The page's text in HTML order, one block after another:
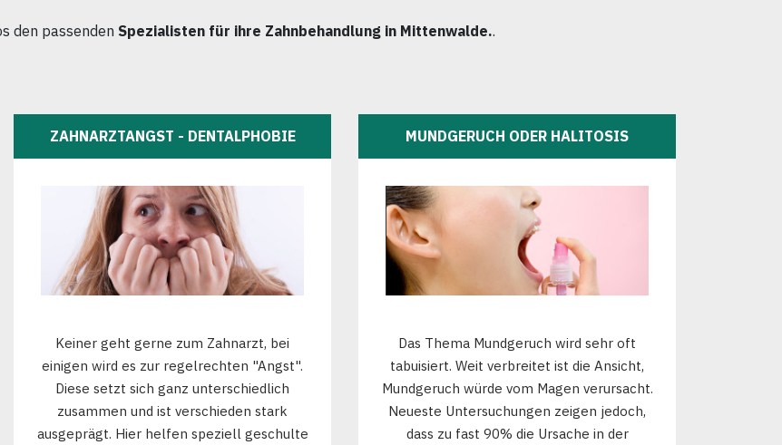
den passenden Spezialisten für ihre Zahnbehandlung in Mittenwalde..
ZAHNARZTANGST - DENTALPHOBIE
Keiner geht gerne zum Zahnarzt, bei
einigen wird es zur regelrechten "Angst".
Diese setzt sich ganz unterschiedlich
zusammen und ist verschieden stark
ausgeprägt. Hier helfen speziell geschulte
MUNDGERUCH ODER HALITOSIS
Das Thema Mundgeruch wird sehr oft
tabuisiert. Weit verbreitet ist die Ansicht,
Mundgeruch würde vom Magen verursacht.
Neueste Untersuchungen zeigen jedoch,
dass zu fast 90% die Ursache in der